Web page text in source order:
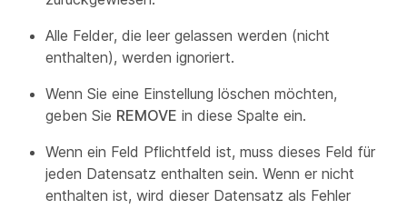
Alle Felder, die leer gelassen werden (nicht
enthalten), werden ignoriert.
Wenn Sie eine Einstellung löschen möchten,
geben Sie REMOVE in diese Spalte ein.
Wenn ein Feld Pflichtfeld ist, muss dieses Feld für
jeden Datensatz enthalten sein. Wenn er nicht
enthalten ist, wird dieser Datensatz als Fehler